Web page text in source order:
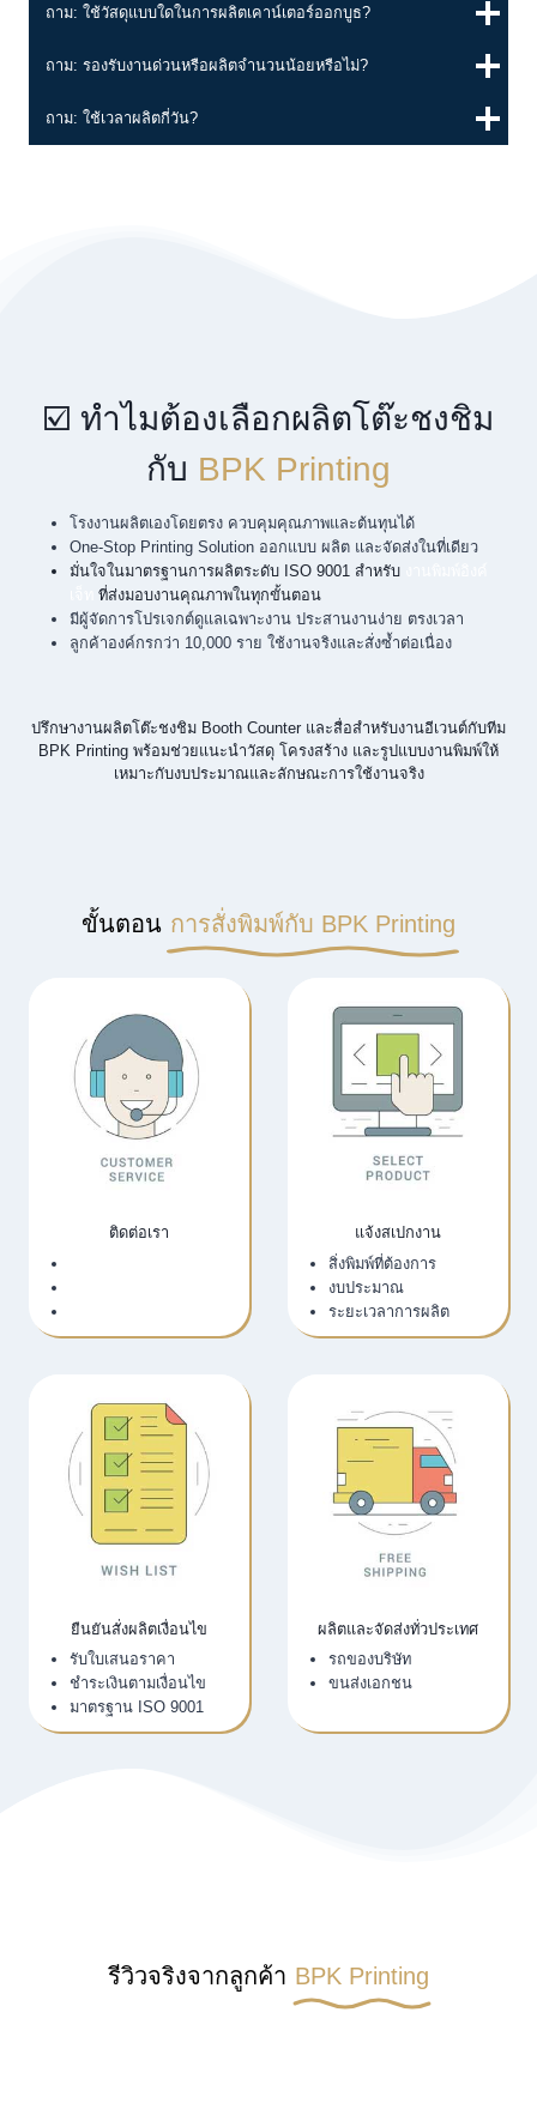
ถาม: ใช้วัสดุแบบใดในการผลิตเคาน์เตอร์ออกบูธ?
ถาม: รองรับงานด่วนหรือผลิตจำนวนน้อยหรือไม่?
ถาม: ใช้เวลาผลิตกี่วัน?
☑️ ทำไมต้องเลือกผลิตโต๊ะชงชิม
กับ BPK Printing
โรงงานผลิตเองโดยตรง ควบคุมคุณภาพและต้นทุนได้
One-Stop Printing Solution ออกแบบ ผลิต และจัดส่งในที่เดียว
มั่นใจในมาตรฐานการผลิตระดับ ISO 9001 สำหรับ
ที่ส่งมอบงานคุณภาพในทุกขั้นตอน
มีผู้จัดการโปรเจกต์ดูแลเฉพาะงาน ประสานงานง่าย ตรงเวลา
ลูกค้าองค์กรกว่า 10,000 ราย ใช้งานจริงและสั่งซ้ำต่อเนื่อง
ปรึกษางานผลิตโต๊ะชงชิม Booth Counter และสื่อสำหรับงานอีเวนต์กับทีม
BPK Printing พร้อมช่วยแนะนำวัสดุ โครงสร้าง และรูปแบบงานพิมพ์ให้
เหมาะกับงบประมาณและลักษณะการใช้งานจริง
ขั้นตอน การสั่งพิมพ์กับ BPK Printing
ติดต่อเรา
แจ้งสเปกงาน
สิ่งพิมพ์ที่ต้องการ
งบประมาณ
ระยะเวลาการผลิต
ยืนยันสั่งผลิตเงื่อนไข
รับใบเสนอราคา
ชำระเงินตามเงื่อนไข
มาตรฐาน ISO 9001
ผลิตและจัดส่งทั่วประเทศ
รถของบริษัท
ขนส่งเอกชน
รีวิวจริงจากลูกค้า BPK Printing